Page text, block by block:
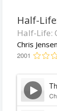
Half-
Half-Life:
Chris Jensen
2001